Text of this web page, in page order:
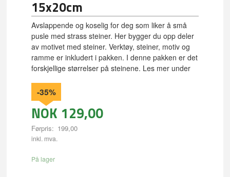
15x20cm
Avslappende og koselig for deg som liker å små
pusle med strass steiner. Her bygger du opp deler
av motivet med steiner. Verktøy, steiner, motiv og
ramme er inkludert i pakken. I denne pakken er det
forskjellige størrelser på steinene. Les mer under
NOK 129,00
Førpris: 199,00
Rabatt
-35%
inkl. mva.
På lager